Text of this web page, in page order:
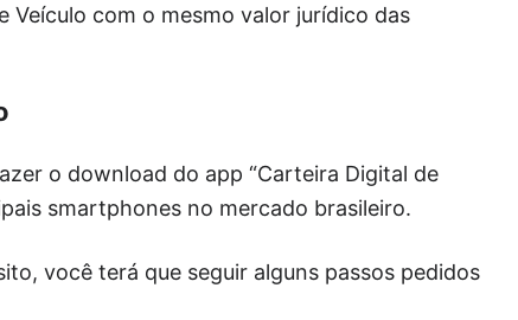
com o mesmo valor jurídico das
o download do app “Carteira Digital de
smartphones no mercado brasileiro.
você terá que seguir alguns passos pedidos